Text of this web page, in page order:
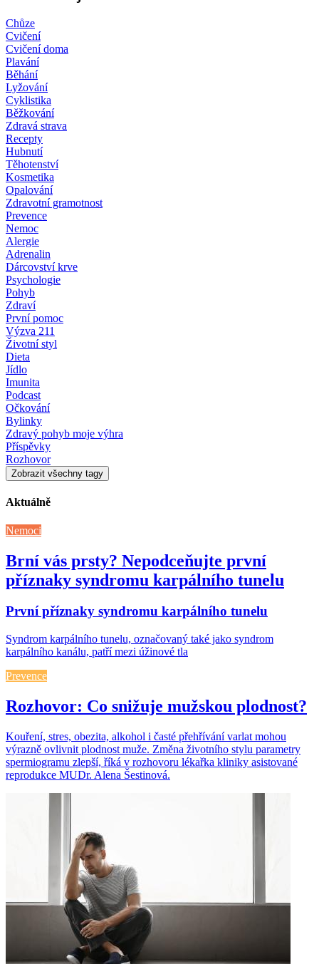
Chůze
Cvičení
Cvičení doma
Plavání
Běhání
Lyžování
Cyklistika
Běžkování
Zdravá strava
Recepty
Hubnutí
Těhotenství
Kosmetika
Opalování
Zdravotní gramotnost
Prevence
Nemoc
Alergie
Adrenalin
Dárcovství krve
Psychologie
Pohyb
Zdraví
První pomoc
Výzva 211
Životní styl
Dieta
Jídlo
Imunita
Podcast
Očkování
Bylinky
Zdravý pohyb moje výhra
Příspěvky
Rozhovor
Zobrazit všechny tagy
Aktuálně
Nemoci
Brní vás prsty? Nepodceňujte první
příznaky syndromu karpálního tunelu
První příznaky syndromu karpálního tunelu
Syndrom karpálního tunelu, označovaný také jako syndrom
karpálního kanálu, patří mezi úžinové tla
Prevence
Rozhovor: Co snižuje mužskou plodnost?
Kouření, stres, obezita, alkohol i časté přehřívání varlat mohou
výrazně ovlivnit plodnost muže. Změna životního stylu parametry
spermiogramu zlepší, říká v rozhovoru lékařka kliniky asistované
reprodukce MUDr. Alena Šestinová.